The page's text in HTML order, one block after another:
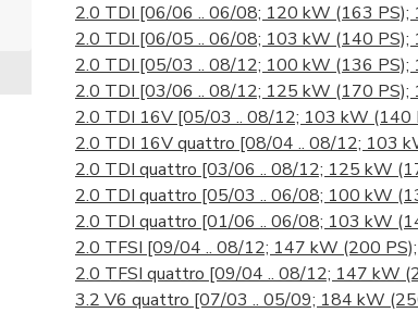
2.0 TDI [06/06 .. 06/08; 120 kW (163 PS);
2.0 TDI [06/05 .. 06/08; 103 kW (140 PS);
2.0 TDI [05/03 .. 08/12; 100 kW (136 PS);
2.0 TDI [03/06 .. 08/12; 125 kW (170 PS);
2.0 TDI 16V [05/03 .. 08/12; 103 kW (140
2.0 TDI 16V quattro [08/04 .. 08/12; 103
2.0 TDI quattro [03/06 .. 08/12; 125 kW
2.0 TDI quattro [05/03 .. 06/08; 100 kW
2.0 TDI quattro [01/06 .. 06/08; 103 kW
2.0 TFSI [09/04 .. 08/12; 147 kW (200
2.0 TFSI quattro [09/04 .. 08/12; 147 kW
3.2 V6 quattro [07/03 .. 05/09; 184 kW